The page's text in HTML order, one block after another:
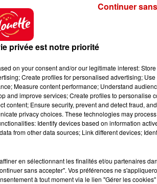
privée est notre priorité
on your consent and/or our legitimate interest:
Create profiles for personalised advertising; Use
Measure content performance; Understand
and improve services; Create profiles to personalise
content; Ensure security, prevent and detect fraud,
privacy choices. These technologies may
Identify devices based on information
from other data sources; Link different devices;
en sélectionnant les finalités et/ou partenaires
sans accepter". Vos préférences ne
à tout moment via le lien "Gérer les
Continuer